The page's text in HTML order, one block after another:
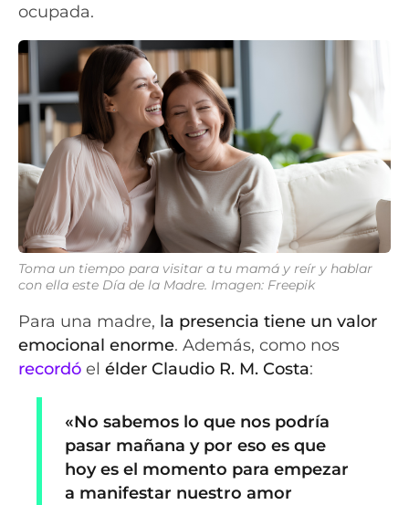
ocupada.
Toma un tiempo para visitar a tu mamá y reír y hablar
con ella este Día de la Madre. Imagen: Freepik
Para una madre, la presencia tiene un valor
emocional enorme. Además, como nos
recordó el élder Claudio R. M. Costa:
«No sabemos lo que nos podría
pasar mañana y por eso es que
hoy es el momento para empezar
a manifestar nuestro amor